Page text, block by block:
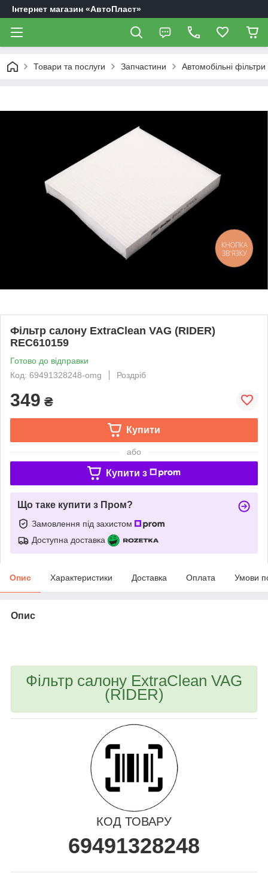
Інтернет магазин «АвтоПласт»
Товари та послуги Запчастини Автомобільні фільтри
Фільтр салону ExtraClean VAG (RIDER)
REC610159
Готово до відправки
Код: 69491328248-omg
Роздріб
349 ₴
Купити
або
Купити з
Що таке купити з Пром?
Замовлення під захистом
Доступна доставка
Опис Характеристики Доставка Оплата Умови
Опис
Фільтр салону ExtraClean VAG
(RIDER)
КОД ТОВАРУ
69491328248
КНОПКА
ЗВ'ЯЗКУ